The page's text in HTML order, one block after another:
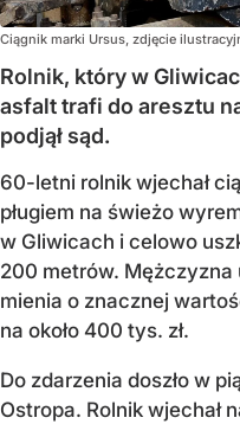
Ciągnik marki Ursus, zdjęcie
Rolnik, który w
asfalt trafi do aresztu
podjął sąd.
60-letni rolnik wjechał
pługiem na świeżo
w Gliwicach i celowo
200 metrów. Mężczyzna
mienia o znacznej
na około 400 tys. zł.
Do zdarzenia doszło w
Ostropa. Rolnik wjechał